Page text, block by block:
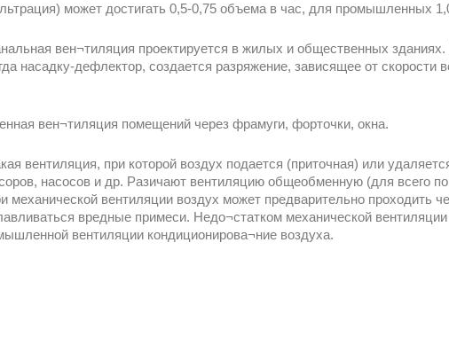
может достигать 0,5-0,75 объема в час, для промышленных
вен¬тиляция проектируется в жилых и общественных
насадку-дефлектор, создается разряжение, зависящее от скорости
вен¬тиляция помещений через фрамуги, форточки, окна.
вентиляция, при которой воздух подается (приточная) или
насосов и др. Разичают вентиляцию общеобменную (для всего
вентиляции воздух может предварительно проходить
вредные примеси. Недо¬статком механической
вентиляции кондиционирова¬ние воздуха.